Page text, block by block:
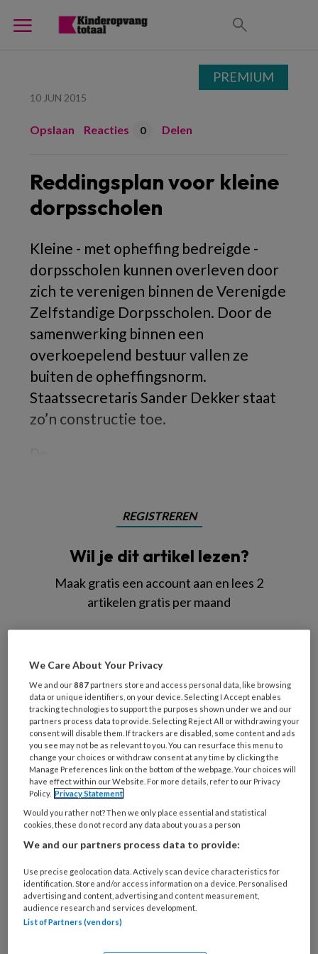
10 JUN 2015
Opslaan Reacties 0 Delen
Reddingsplan voor kleine
dorpsscholen
Kleine - met opheffing bedreigde -
dorpsscholen kunnen overleven door
zich te verenigen binnen de Verenigde
Zelfstandige Dorpsscholen. Door de
samenwerking binnen een
overkoepelend bestuur vallen ze
buiten de opheffingsnorm.
Staatssecretaris Sander Dekker staat
zo’n constructie toe.
REGISTREREN
Wil je dit artikel lezen?
Maak gratis een account aan en lees 2
artikelen gratis per maand
Wat
is
je
e-
mailadres?
* *
Kies
je
wachtwoord* *
Kies
je
functie *
Bij
welke
organisatie
werk
je?
Untitled
Ontvang 2x per week de
KinderopvangTotaal nieuwsbrief
PREMIUM
We Care About Your Privacy
We and our887 partners store and access personal data, like browsing
data or unique identifiers, on your device. Selecting I Accept enables
tracking technologies to support the purposes shown under we and our
partners process data to provide. Selecting Reject All or withdrawing your
consent will disable them. If trackers are disabled, some content and ads
you see may not be as relevant to you. You can resurface this menu to
change your choices or withdraw consent at any time by clicking the
Manage Preferences link on the bottom of the webpage. Your choices will
have effect within our Website. For more details, refer to our Privacy
Policy. Privacy Statement
Would you rather not? Then we only place essential and statistical
cookies, these do not record any data about you as a person
We and our partners process data to provide:
Use precise geolocation data. Actively scan device characteristics for
identification. Store and/or access information on a device. Personalised
advertising and content, advertising and content measurement,
audience research and services development.
List of Partners (vendors)